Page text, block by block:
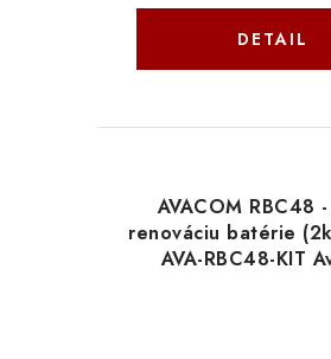
DETAIL
AVACOM RBC48
renováciu batérie
AVA-RBC48-KIT